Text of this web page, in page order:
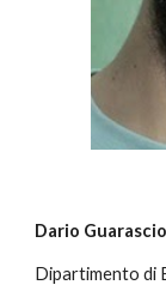
Dario Guarascio
Dipartimento di